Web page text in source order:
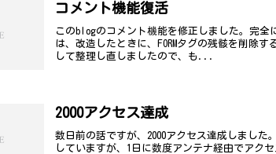
コメント機能復活
このblogのコメント機能を修正しました。完
は、改造したときに、FORMタグの残骸を削除
して整理し直しましたので、も...
2000アクセス達成
数日前の話ですが、2000アクセス達成しまし
していますが、1日に数度アンテナ経由でアク